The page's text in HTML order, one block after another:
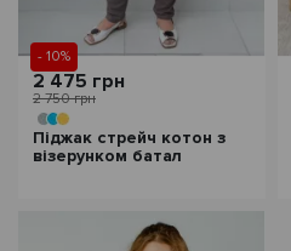
- 10%
2 475 грн
2 750 грн
Піджак стрейч котон з
візерунком батал